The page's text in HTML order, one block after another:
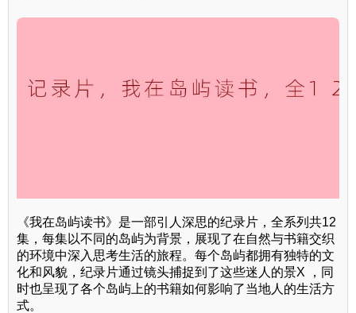
《我在岛屿读书》是一部引人深思的纪录片，全系列共12
集，每集以不同的岛屿为背景，展现了在自然与书籍交织
的环境中深入思考生活的旅程。每个岛屿都拥有独特的文
化和风貌，纪录片通过镜头捕捉到了这些迷人的景X ，同
时也呈现了各个岛屿上的书籍如何影响了当地人的生活方
式。